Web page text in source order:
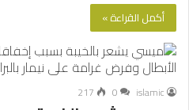
أكمل القراءة »
islamic
0
217